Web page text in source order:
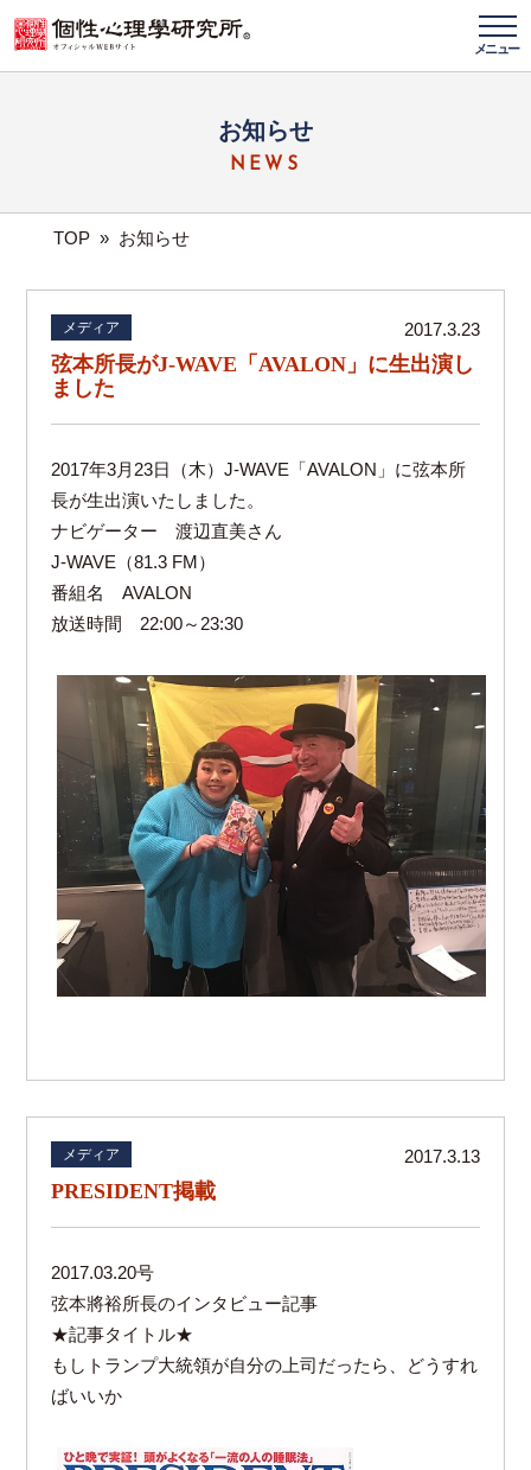
メニュー
お知らせ
NEWS
TOP » お知らせ
メディア 2017.3.23
弦本所長がJ-WAVE「AVALON」に生出演し
ました
2017年3月23日（木）J-WAVE「AVALON」に弦本所
長が生出演いたしました。
ナビゲーター 渡辺直美さん
J-WAVE（81.3 FM）
番組名 AVALON
放送時間 22:00～23:30
メディア 2017.3.13
PRESIDENT掲載
2017.03.20号
弦本將裕所長のインタビュー記事
★記事タイトル★
もしトランプ大統領が自分の上司だったら、どうすれ
ばいいか